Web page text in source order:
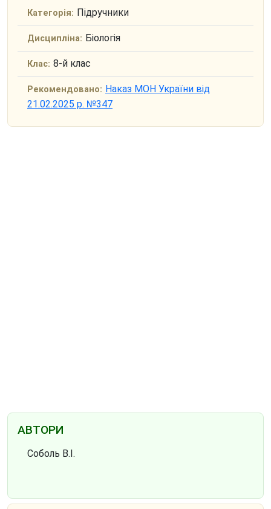
Категорія: Підручники
Дисципліна: Біологія
Клас: 8-й клас
Рекомендовано: Наказ МОН України від
21.02.2025 р. №347
АВТОРИ
Соболь В.І.